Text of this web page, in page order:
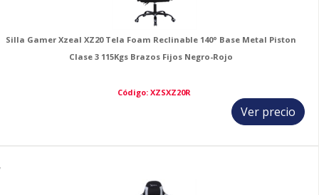
Silla Gamer Xzeal XZ20 Tela Foam Reclinable 140° Base Metal Piston
Clase 3 115Kgs Brazos Fijos Negro-Rojo
Código: XZSXZ20R
Ver precio